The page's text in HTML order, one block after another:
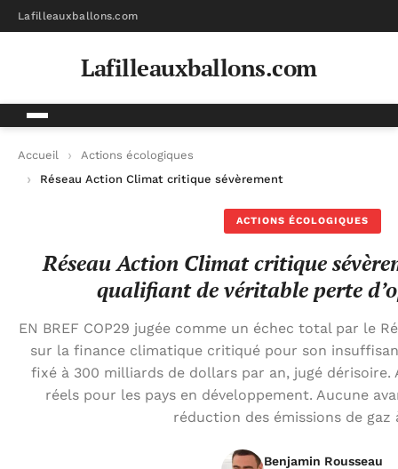
Lafilleauxballons.com
Lafilleauxballons.com
Accueil
Actions écologiques
Réseau Action Climat critique sévèrement la COP29, la
ACTIONS ÉCOLOGIQUES
Réseau Action Climat critique
qualifiant de véritable perte
EN BREF COP29 jugée comme un échec total par le
sur la finance climatique critiqué pour son
fixé à 300 milliards de dollars par an, jugé dérisoire.
réels pour les pays en développement. Aucune
réduction des émissions de
Benjamin Rousseau